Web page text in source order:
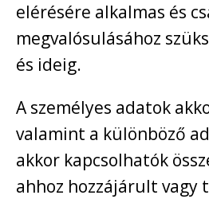
elérésére alkalmas és
megvalósulásához
és ideig.
A személyes adatok
valamint a különböző
akkor kapcsolhatók
ahhoz hozzájárult vagy